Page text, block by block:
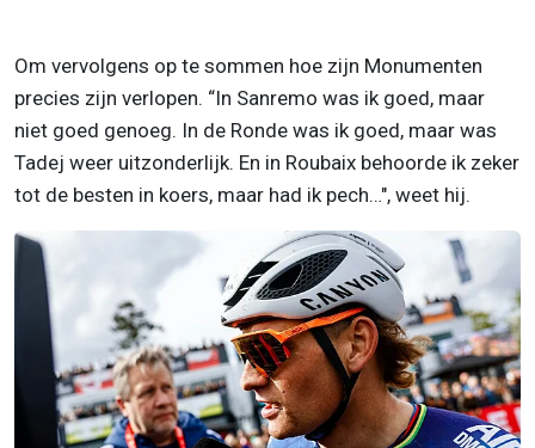
Om vervolgens op te sommen hoe zijn Monumenten
precies zijn verlopen. “In Sanremo was ik goed, maar
niet goed genoeg. In de Ronde was ik goed, maar was
Tadej weer uitzonderlijk. En in Roubaix behoorde ik zeker
tot de besten in koers, maar had ik pech…", weet hij.